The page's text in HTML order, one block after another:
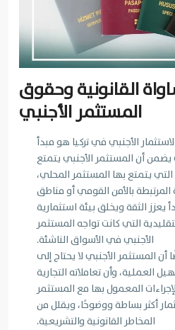
القانونية وحقوق
المستثمر الأجنبي
الأجنبي في تركيا هو مبدأ
يضمن أن المستثمر الأجنبي يتمتع
يتمتع بها المستثمر المحلي،
بالأمن القومي أو مناطق
الثقة ويخلق بيئة استثمارية
التي كانت تواجه المستثمر
الأجنبي في الأسواق الناشئة.
أن المستثمر الأجنبي لا يحتاج إلى
العملية، وأن تعاملاته التجارية
المعمول بها مع المستثمر
أكثر بساطة ووضوحًا، ويقلل من
المخاطر القانونية والتشريعية.